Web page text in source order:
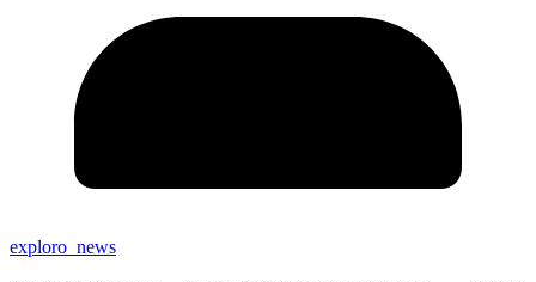
exploro_news